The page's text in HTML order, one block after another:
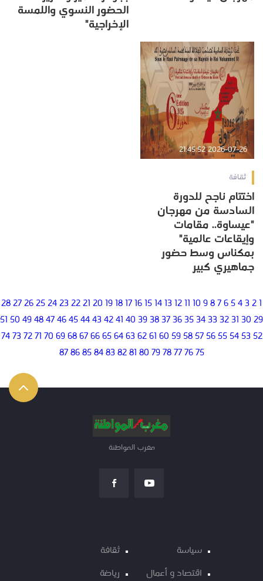
الحضور النسوي واللمسة
الإخراجية"
2026-07-26 21:45:52
ثقافة
اختتام ناجح للدورة
السادسة من مهرجان
"عيساوة.. مقامات
وإيقاعات عالمية"
بمكناس وسط حضور
جماهيري كبير
1
2
3
4
5
6
7
8
9
10
11
12
13
14
15
16
17
18
19
20
21
22
23
24
25
26
27
28
29
30
31
32
33
34
35
36
37
38
39
40
41
42
43
44
45
46
47
48
49
50
51
52
53
54
55
56
57
58
59
60
61
62
63
64
65
66
67
68
69
70
71
72
73
74
75
76
77
78
79
80
81
82
83
84
85
86
87
مغرب المواطنة
سياسة
اقتصاد و أعمال
ثقافة
رياضة